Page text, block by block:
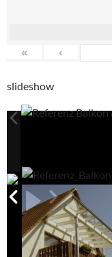
« ‹
slideshow